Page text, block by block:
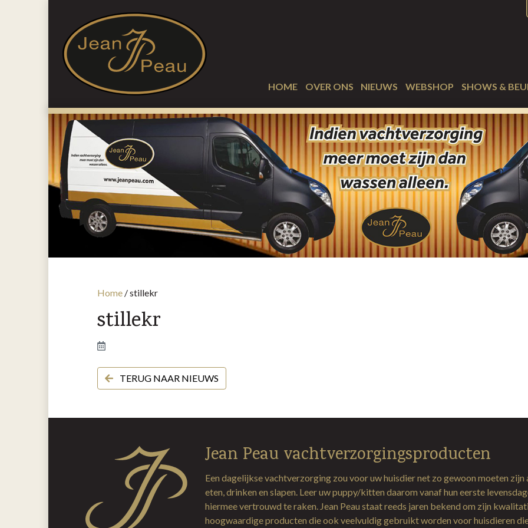
HOME OVER ONS NIEUWS WEBSHOP SHOWS &
Home /stillekr
stillekr
TERUG NAAR NIEUWS
Jean Peau vachtverzorgingsproducten
Een dagelijkse vachtverzorging zou voor uw huisdier net zo gewoon moeten zijn
eten, drinken en slapen. Leer uw puppy/kitten daarom vanaf hun eerste
hiermee vertrouwd te raken. Jean Peau staat reeds jaren bekend om zijn
hoogwaardige producten die ook veelvuldig gebruikt worden voor huisdieren